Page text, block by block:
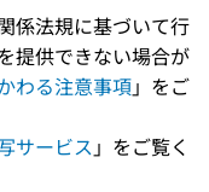
係法規に基づいて行
提供できない場合が
わる注意事項」をご
サービス 」をご覧く